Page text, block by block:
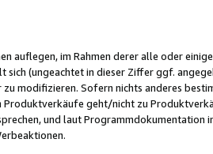
auflegen, im Rahmen derer alle oder
sich (ungeachtet in dieser Ziffer ggf.
modifizieren. Sofern nichts anderes
geht/nicht zu
und laut